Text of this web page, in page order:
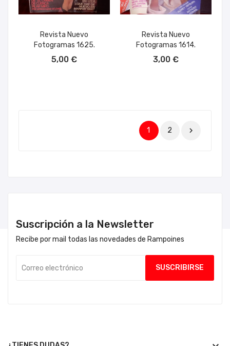
Revista Nuevo
Fotogramas 1625.
5,00 €
Revista Nuevo
Fotogramas 1614.
3,00 €
1 2 
Suscripción a la Newsletter
Recibe por mail todas las novedades de Rampoines